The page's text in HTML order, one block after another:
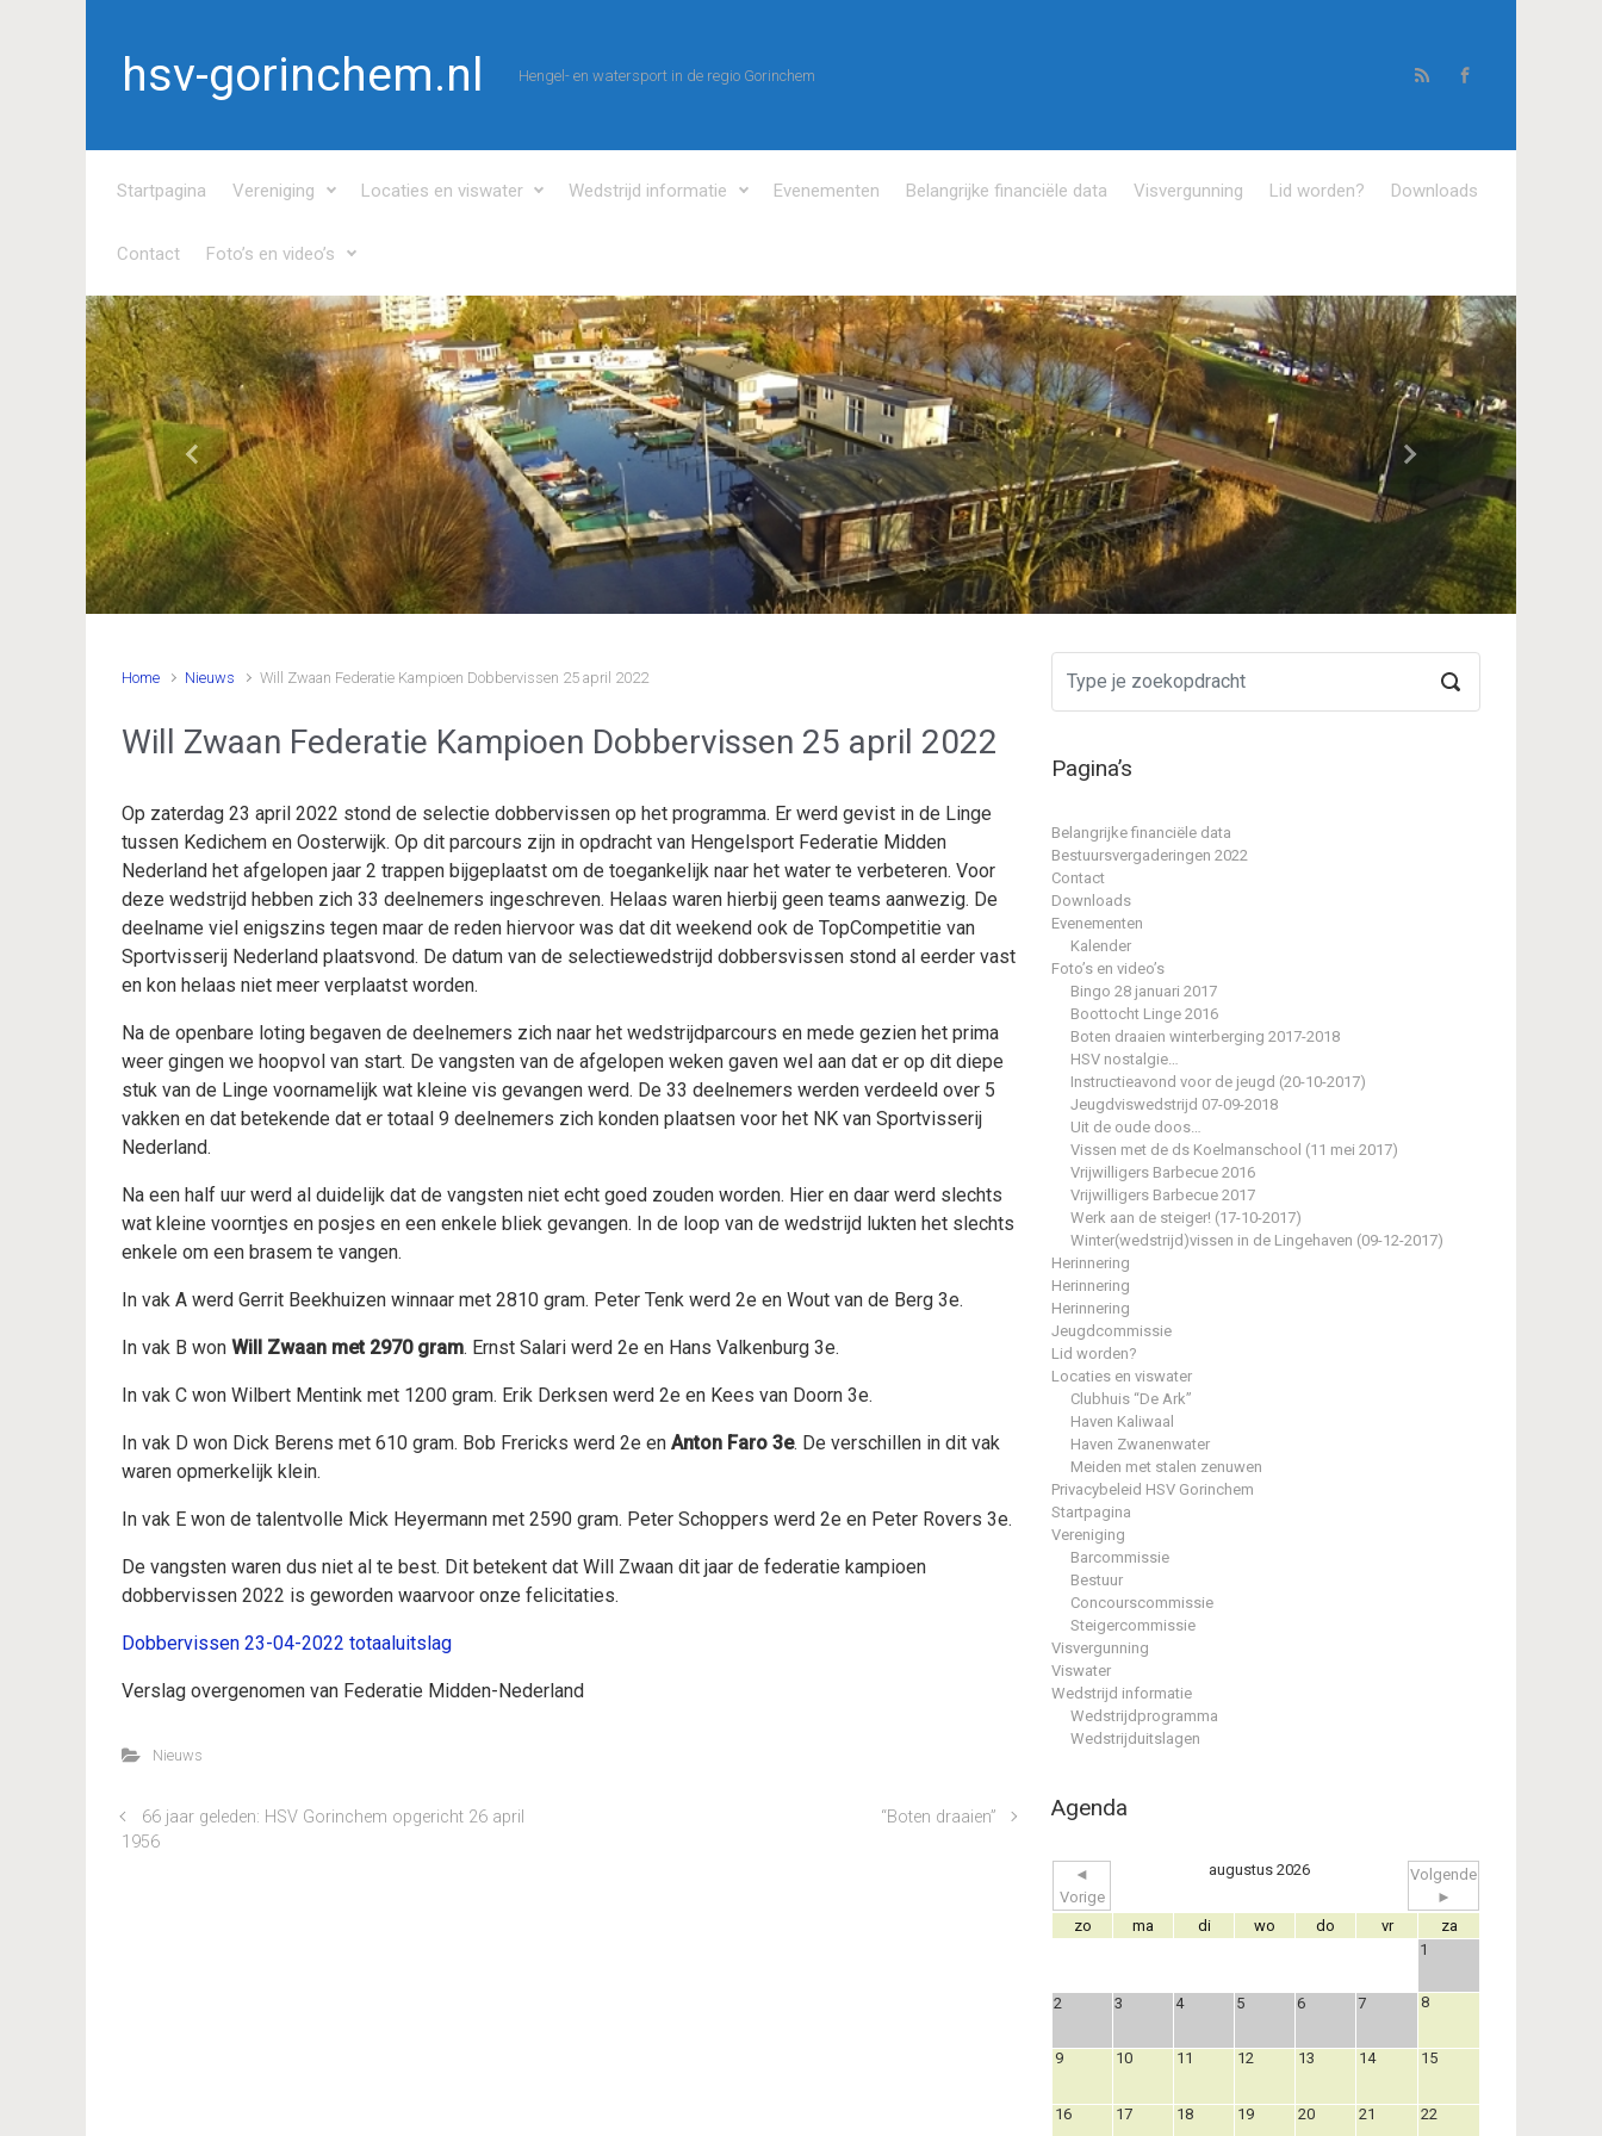
hsv-gorinchem.nl Hengel- en watersport in de regio Gorinchem
Startpagina Vereniging Locaties en viswater Wedstrijd informatie Evenementen Belangrijke financiële data Visvergunning Lid worden? Downloads
Contact Foto’s en video’s
Vorige Volgende
Home Nieuws Will Zwaan Federatie Kampioen Dobbervissen 25 april 2022
Will Zwaan Federatie Kampioen Dobbervissen 25 april 2022
Op zaterdag 23 april 2022 stond de selectie dobbervissen op het programma. Er werd gevist in de Linge
tussen Kedichem en Oosterwijk. Op dit parcours zijn in opdracht van Hengelsport Federatie Midden
Nederland het afgelopen jaar 2 trappen bijgeplaatst om de toegankelijk naar het water te verbeteren. Voor
deze wedstrijd hebben zich 33 deelnemers ingeschreven. Helaas waren hierbij geen teams aanwezig. De
deelname viel enigszins tegen maar de reden hiervoor was dat dit weekend ook de TopCompetitie van
Sportvisserij Nederland plaatsvond. De datum van de selectiewedstrijd dobbersvissen stond al eerder vast
en kon helaas niet meer verplaatst worden.
Na de openbare loting begaven de deelnemers zich naar het wedstrijdparcours en mede gezien het prima
weer gingen we hoopvol van start. De vangsten van de afgelopen weken gaven wel aan dat er op dit diepe
stuk van de Linge voornamelijk wat kleine vis gevangen werd. De 33 deelnemers werden verdeeld over 5
vakken en dat betekende dat er totaal 9 deelnemers zich konden plaatsen voor het NK van Sportvisserij
Nederland.
Na een half uur werd al duidelijk dat de vangsten niet echt goed zouden worden. Hier en daar werd slechts
wat kleine voorntjes en posjes en een enkele bliek gevangen. In de loop van de wedstrijd lukten het slechts
enkele om een brasem te vangen.
In vak A werd Gerrit Beekhuizen winnaar met 2810 gram. Peter Tenk werd 2e en Wout van de Berg 3e.
In vak B won Will Zwaan met 2970 gram. Ernst Salari werd 2e en Hans Valkenburg 3e.
In vak C won Wilbert Mentink met 1200 gram. Erik Derksen werd 2e en Kees van Doorn 3e.
In vak D won Dick Berens met 610 gram. Bob Frericks werd 2e en Anton Faro 3e. De verschillen in dit vak
waren opmerkelijk klein.
In vak E won de talentvolle Mick Heyermann met 2590 gram. Peter Schoppers werd 2e en Peter Rovers 3e.
De vangsten waren dus niet al te best. Dit betekent dat Will Zwaan dit jaar de federatie kampioen
dobbervissen 2022 is geworden waarvoor onze felicitaties.
Dobbervissen 23-04-2022 totaaluitslag
Verslag overgenomen van Federatie Midden-Nederland
Nieuws
66 jaar geleden: HSV Gorinchem opgericht 26 april
1956
“Boten draaien”
Pagina’s
Belangrijke financiële data
Bestuursvergaderingen 2022
Contact
Downloads
Evenementen
Kalender
Foto’s en video’s
Bingo 28 januari 2017
Boottocht Linge 2016
Boten draaien winterberging 2017-2018
HSV nostalgie…
Instructieavond voor de jeugd (20-10-2017)
Jeugdviswedstrijd 07-09-2018
Uit de oude doos…
Vissen met de ds Koelmanschool (11 mei 2017)
Vrijwilligers Barbecue 2016
Vrijwilligers Barbecue 2017
Werk aan de steiger! (17-10-2017)
Winter(wedstrijd)vissen in de Lingehaven (09-12-2017)
Herinnering
Herinnering
Herinnering
Jeugdcommissie
Lid worden?
Locaties en viswater
Clubhuis “De Ark”
Haven Kaliwaal
Haven Zwanenwater
Meiden met stalen zenuwen
Privacybeleid HSV Gorinchem
Startpagina
Vereniging
Barcommissie
Bestuur
Concourscommissie
Steigercommissie
Visvergunning
Viswater
Wedstrijd informatie
Wedstrijdprogramma
Wedstrijduitslagen
Agenda
◄
Vorige
augustus 2026
Volgende
►
zo
ma di wo do vr
za
1
2 3 4 5 6 7 8
9 10 11 12 13 14 15
16 17 18 19 20 21 22